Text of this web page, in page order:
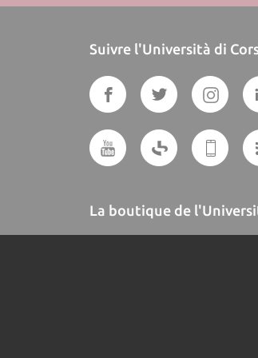
Suivre l'Università di
La boutique de